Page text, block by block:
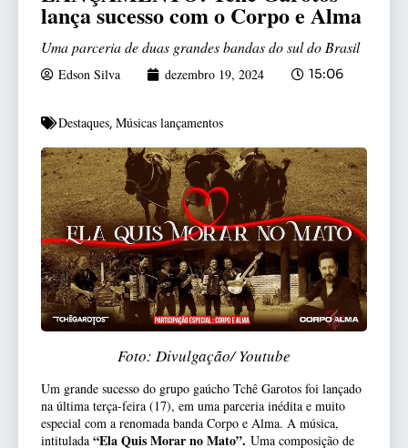
lança sucesso com o Corpo e Alma
Uma parceria de duas grandes bandas do sul do Brasil
Edson Silva dezembro 19, 2024 15:06
Destaques, Músicas lançamentos
Foto: Divulgação/ Youtube
Um grande sucesso do grupo gaúcho Tchê Garotos foi lançado
na última terça-feira (17), em uma parceria inédita e muito
especial com a renomada banda Corpo e Alma. A música,
intitulada “Ela Quis Morar no Mato”. Uma composição de